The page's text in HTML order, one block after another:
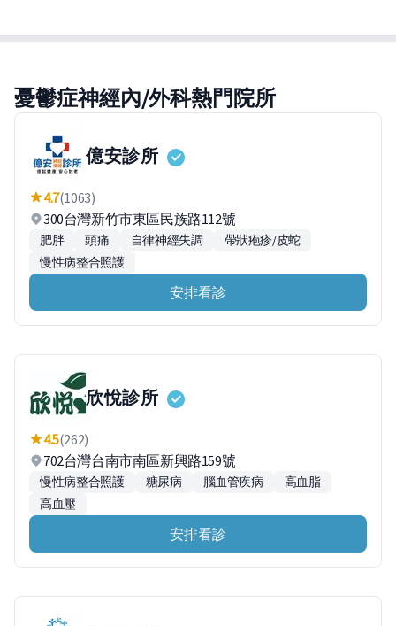
憂鬱症神經內/外科熱門院所
億安診所
4.7(1063)
300台灣新竹市東區民族路112號
肥胖 頭痛 自律神經失調
帶狀疱疹/皮蛇
慢性病整合照護
安排看診
欣悅診所
4.5(262)
702台灣台南市南區新興路159號
慢性病整合照護 糖尿病 腦血管疾病
高血脂
高血壓
安排看診